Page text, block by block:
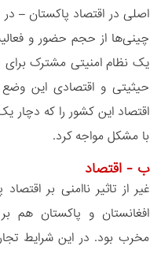
اصلی در اقتصاد پاکستان –
چینی‌ها از حجم حضور و
یک نظام امنیتی مشترک
حیثیتی و اقتصادی این وضع
اقتصاد این کشور را که دچار
با مشکل مواجه کرد.
ب - اقتصاد
غیر از تاثیر ناامنی بر
افغانستان و پاکستان هم
مخرب بود. در این شرایط